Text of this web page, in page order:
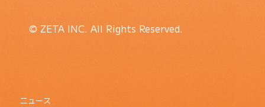
© ZETA INC. All Rights Reserved.
ニュース